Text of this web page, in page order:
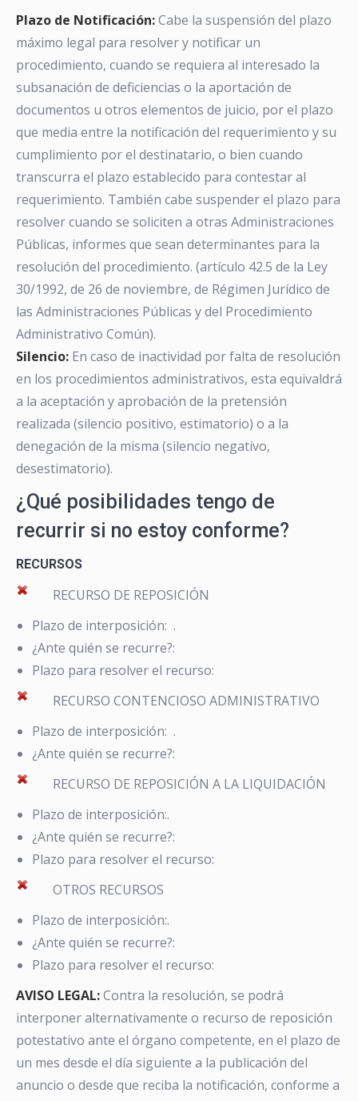
Plazo de Notificación:Cabe la suspensión del plazo
máximo legal para resolver y notificar un
procedimiento, cuando se requiera al interesado la
subsanación de deficiencias o la aportación de
documentos u otros elementos de juicio, por el plazo
que media entre la notificación del requerimiento y su
cumplimiento por el destinatario, o bien cuando
transcurra el plazo establecido para contestar al
requerimiento. También cabe suspender el plazo para
resolver cuando se soliciten a otras Administraciones
Públicas, informes que sean determinantes para la
resolución del procedimiento. (artículo 42.5 de la Ley
30/1992, de 26 de noviembre, de Régimen Jurídico de
las Administraciones Públicas y del Procedimiento
Administrativo Común).
Silencio: En caso de inactividad por falta de resolución
en los procedimientos administrativos, esta equivaldrá
a la aceptación y aprobación de la pretensión
realizada (silencio positivo, estimatorio) o a la
denegación de la misma (silencio negativo,
desestimatorio).
¿Qué posibilidades tengo de
recurrir si no estoy conforme?
RECURSOS
RECURSO DE REPOSICIÓN
Plazo de interposición: .
¿Ante quién se recurre?:
Plazo para resolver el recurso:
RECURSO CONTENCIOSO ADMINISTRATIVO
Plazo de interposición: .
¿Ante quién se recurre?:
RECURSO DE REPOSICIÓN A LA LIQUIDACIÓN
Plazo de interposición:.
¿Ante quién se recurre?:
Plazo para resolver el recurso:
OTROS RECURSOS
Plazo de interposición:.
¿Ante quién se recurre?:
Plazo para resolver el recurso:
AVISO LEGAL:Contra la resolución, se podrá
interponer alternativamente o recurso de reposición
potestativo ante el órgano competente, en el plazo de
un mes desde el día siguiente a la publicación del
anuncio o desde que reciba la notificación, conforme a